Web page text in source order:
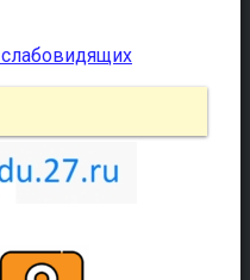
слабовидящих